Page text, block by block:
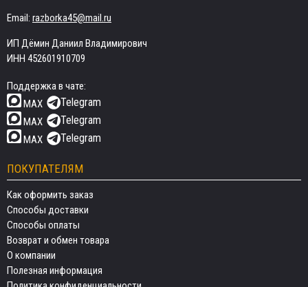
Email: razborka45@mail.ru
ИП Дёмин Даниил Владимирович
ИНН 452601910709
Поддержка в чате:
MAX
Telegram
MAX Telegram
MAX Telegram
ПОКУПАТЕЛЯМ
Как оформить заказ
Способы доставки
Способы оплаты
Возврат и обмен товара
О компании
Полезная информация